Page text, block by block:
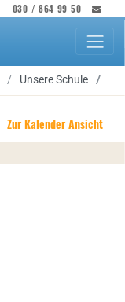
030 / 864 99 50
Unsere Schule
Zur Kalender Ansicht